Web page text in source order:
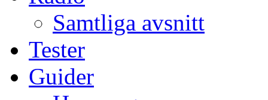
Samtliga avsnitt
Tester
Guider